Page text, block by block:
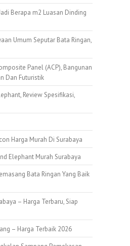
Berapa m2 Luasan Dinding
Umum Seputar Bata Ringan,
Panel (ACP), Bangunan
Dan Futuristik
Review Spesifikasi,
Harga Murah Di Surabaya
Elephant Murah Surabaya
Bata Ringan Yang Baik
– Harga Terbaru, Siap
– Harga Terbaik 2026